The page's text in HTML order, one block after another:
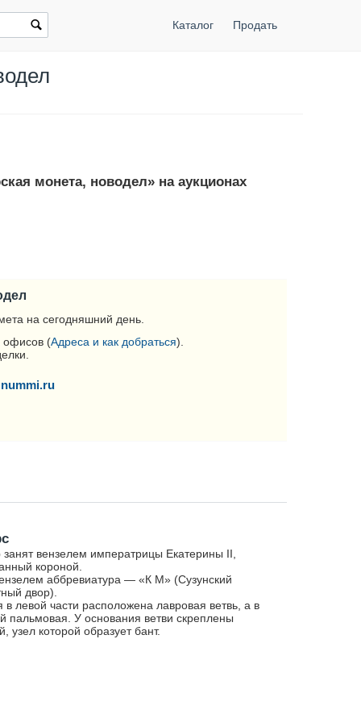
Каталог Продать
монета, новодел» на аукционах
на сегодняшний день.
офисов (Адреса и как добраться).
занят вензелем императрицы Екатерины II,
короной.
аббревиатура — «К М» (Сузунский
двор).
в левой части расположена лавровая ветвь, а в
пальмовая. У основания ветви скреплены
узел которой образует бант.